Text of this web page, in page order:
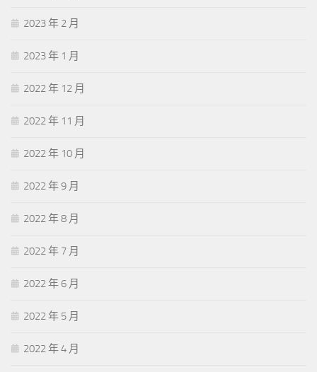
2023 年 2 月
2023 年 1 月
2022 年 12 月
2022 年 11 月
2022 年 10 月
2022 年 9 月
2022 年 8 月
2022 年 7 月
2022 年 6 月
2022 年 5 月
2022 年 4 月